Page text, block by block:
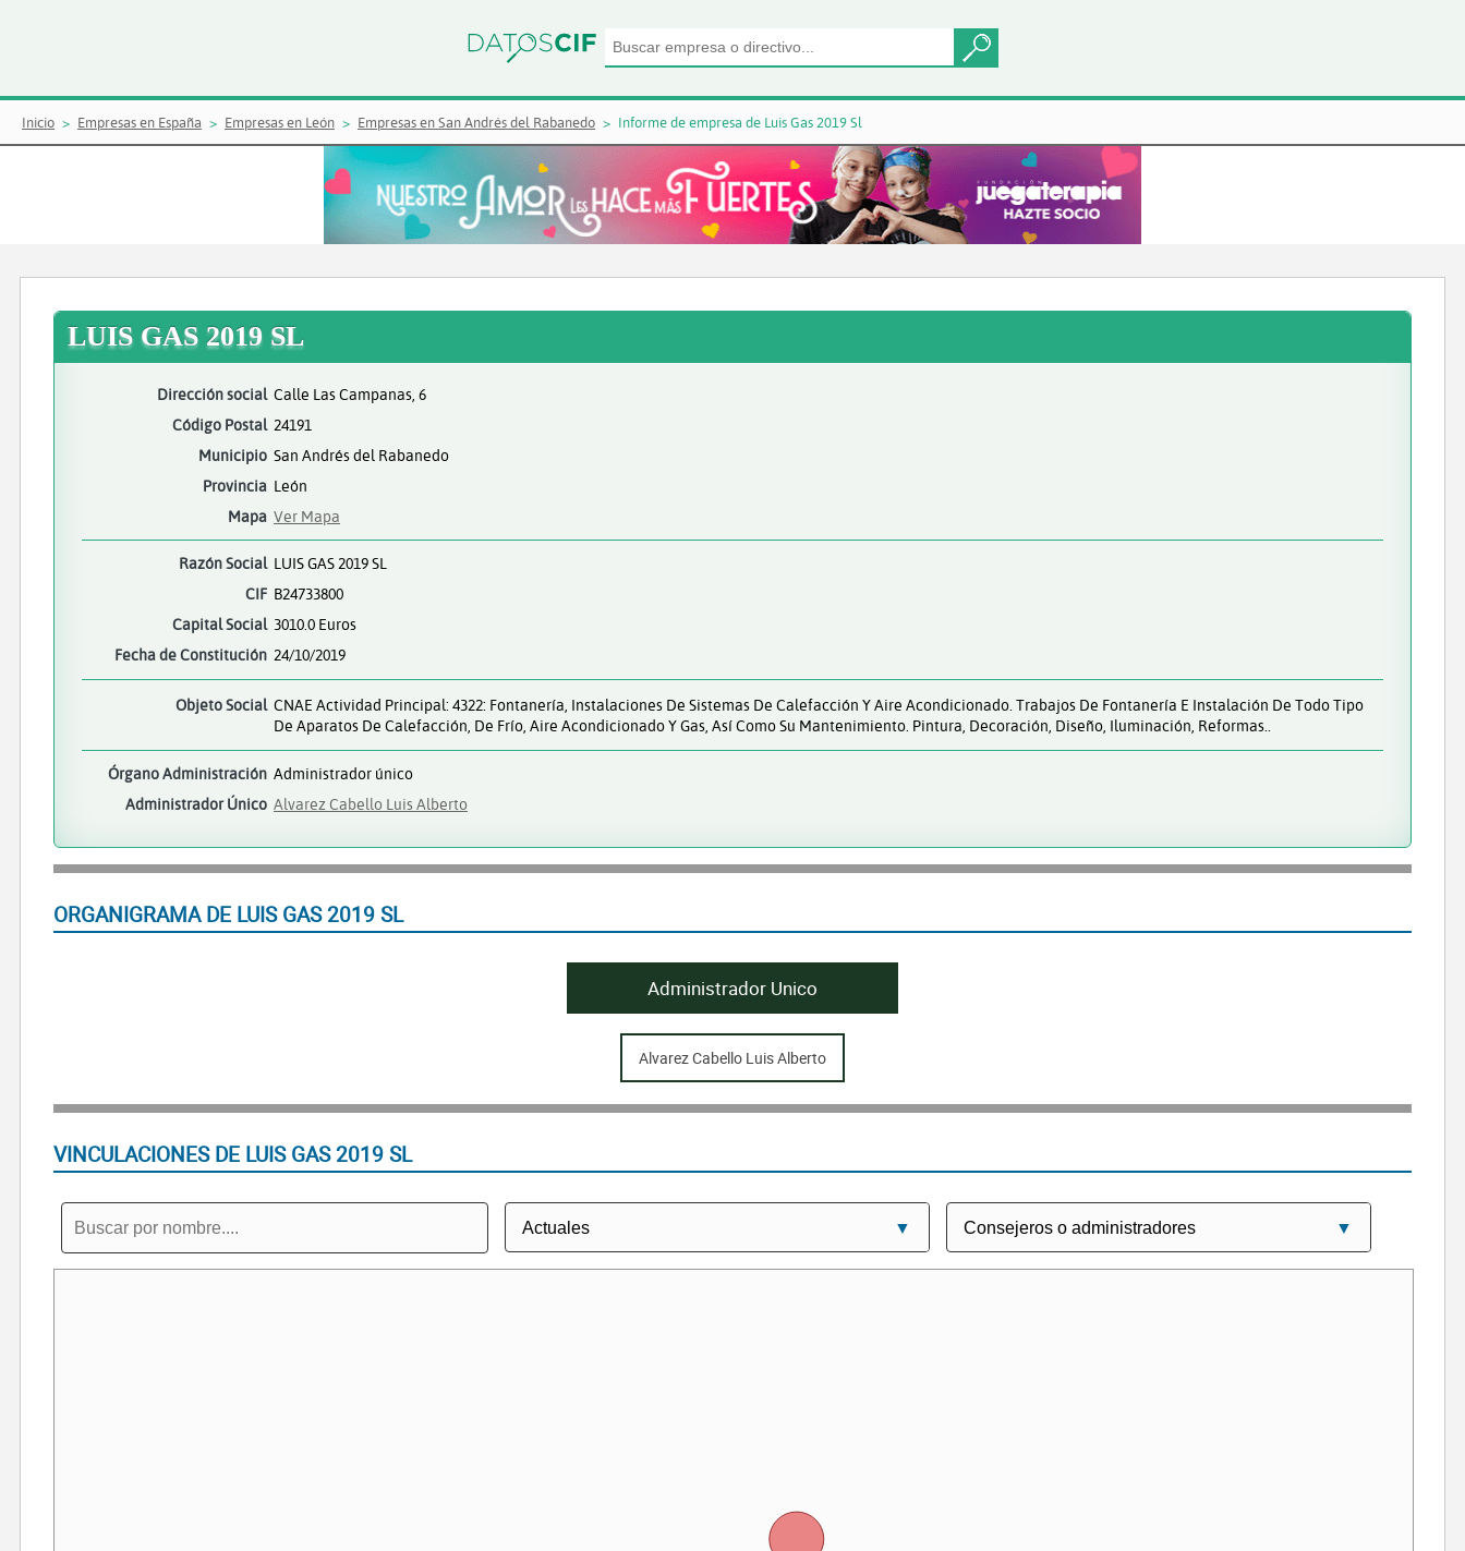
Inicio Empresas en España Empresas en León Empresas en San Andrés del Rabanedo Informe de empresa de Luis Gas 2019 Sl
LUIS GAS 2019 SL
Dirección social Calle Las Campanas, 6
Código Postal 24191
Municipio San Andrés del Rabanedo
Provincia León
Mapa Ver Mapa
Razón Social LUIS GAS 2019 SL
CIF B24733800
Capital Social 3010.0 Euros
Fecha de Constitución 24/10/2019
Objeto Social CNAE Actividad Principal: 4322: Fontanería, Instalaciones De Sistemas De Calefacción Y Aire Acondicionado. Trabajos De Fontanería E Instalación De Todo Tipo
De Aparatos De Calefacción, De Frío, Aire Acondicionado Y Gas, Así Como Su Mantenimiento. Pintura, Decoración, Diseño, Iluminación, Reformas..
Órgano Administración Administrador único
Administrador Único Alvarez Cabello Luis Alberto
ORGANIGRAMA DE LUIS GAS 2019 SL
Administrador Unico
Alvarez Cabello Luis Alberto
VINCULACIONES DE LUIS GAS 2019 SL